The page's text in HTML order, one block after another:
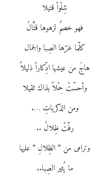
شِلْواً قتيلا
فهو خصمٌ لزهوها قتَّالُ
كلّما غرّها الصِبا والجمال
هاجَ من عيشها ادِّكاراً ذليلاً
وأحسّتْ حِمْلاً بذاك ثقيلا
ومن الذكرياتِ ….
رفّتْ ظِلالُ ..
وترامى من ” الظِلالِ ” عليها
ما يُثير الصِبا..